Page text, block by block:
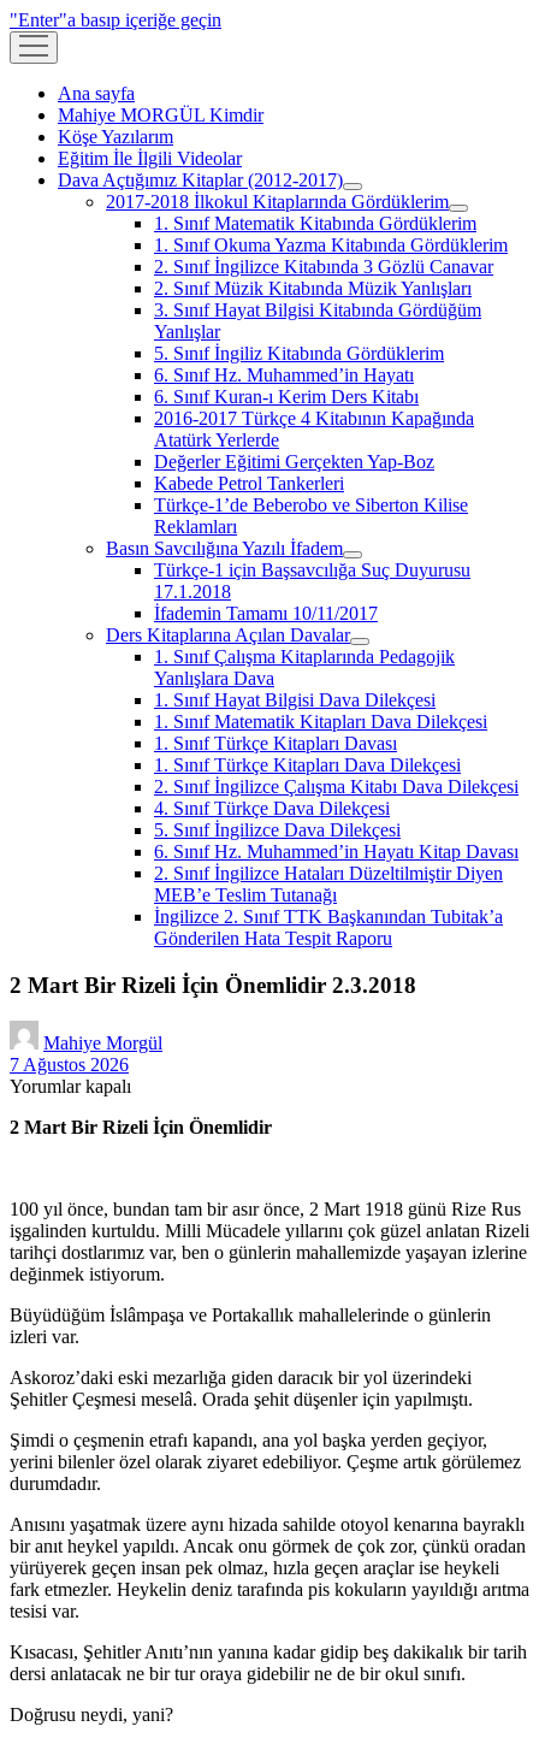
"Enter"a basıp içeriğe geçin
menüyü
aç
Ana sayfa
Mahiye MORGÜL Kimdir
Köşe Yazılarım
Eğitim İle İlgili Videolar
Dava Açtığımız Kitaplar (2012-2017)
menüyü
aç
2017-2018 İlkokul Kitaplarında Gördüklerim
menüyü
aç
1. Sınıf Matematik Kitabında Gördüklerim
1. Sınıf Okuma Yazma Kitabında Gördüklerim
2. Sınıf İngilizce Kitabında 3 Gözlü Canavar
2. Sınıf Müzik Kitabında Müzik Yanlışları
3. Sınıf Hayat Bilgisi Kitabında Gördüğüm
Yanlışlar
5. Sınıf İngiliz Kitabında Gördüklerim
6. Sınıf Hz. Muhammed’in Hayatı
6. Sınıf Kuran-ı Kerim Ders Kitabı
2016-2017 Türkçe 4 Kitabının Kapağında
Atatürk Yerlerde
Değerler Eğitimi Gerçekten Yap-Boz
Kabede Petrol Tankerleri
Türkçe-1’de Beberobo ve Siberton Kilise
Reklamları
Basın Savcılığına Yazılı İfadem
menüyü
aç
Türkçe-1 için Başsavcılığa Suç Duyurusu
17.1.2018
İfademin Tamamı 10/11/2017
Ders Kitaplarına Açılan Davalar
menüyü
aç
1. Sınıf Çalışma Kitaplarında Pedagojik
Yanlışlara Dava
1. Sınıf Hayat Bilgisi Dava Dilekçesi
1. Sınıf Matematik Kitapları Dava Dilekçesi
1. Sınıf Türkçe Kitapları Davası
1. Sınıf Türkçe Kitapları Dava Dilekçesi
2. Sınıf İngilizce Çalışma Kitabı Dava Dilekçesi
4. Sınıf Türkçe Dava Dilekçesi
5. Sınıf İngilizce Dava Dilekçesi
6. Sınıf Hz. Muhammed’in Hayatı Kitap Davası
2. Sınıf İngilizce Hataları Düzeltilmiştir Diyen
MEB’e Teslim Tutanağı
İngilizce 2. Sınıf TTK Başkanından Tubitak’a
Gönderilen Hata Tespit Raporu
2 Mart Bir Rizeli İçin Önemlidir 2.3.2018
Mahiye Morgül
7 Ağustos 2026
Yorumlar kapalı
2 Mart Bir Rizeli İçin Önemlidir
100 yıl önce, bundan tam bir asır önce, 2 Mart 1918 günü Rize Rus
işgalinden kurtuldu. Milli Mücadele yıllarını çok güzel anlatan Rizeli
tarihçi dostlarımız var, ben o günlerin mahallemizde yaşayan izlerine
değinmek istiyorum.
Büyüdüğüm İslâmpaşa ve Portakallık mahallelerinde o günlerin
izleri var.
Askoroz’daki eski mezarlığa giden daracık bir yol üzerindeki
Şehitler Çeşmesi meselâ. Orada şehit düşenler için yapılmıştı.
Şimdi o çeşmenin etrafı kapandı, ana yol başka yerden geçiyor,
yerini bilenler özel olarak ziyaret edebiliyor. Çeşme artık görülemez
durumdadır.
Anısını yaşatmak üzere aynı hizada sahilde otoyol kenarına bayraklı
bir anıt heykel yapıldı. Ancak onu görmek de çok zor, çünkü oradan
yürüyerek geçen insan pek olmaz, hızla geçen araçlar ise heykeli
fark etmezler. Heykelin deniz tarafında pis kokuların yayıldığı arıtma
tesisi var.
Kısacası, Şehitler Anıtı’nın yanına kadar gidip beş dakikalık bir tarih
dersi anlatacak ne bir tur oraya gidebilir ne de bir okul sınıfı.
Doğrusu neydi, yani?